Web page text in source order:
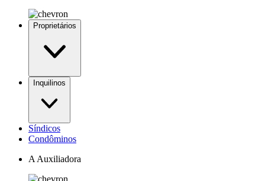
Proprietários
Inquilinos
Síndicos
Condôminos
A Auxiliadora